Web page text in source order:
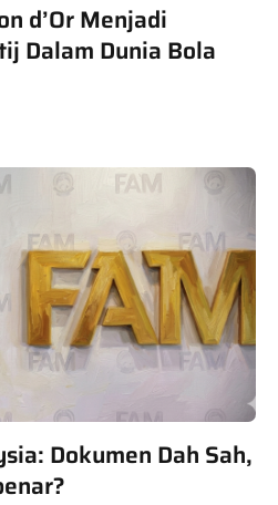
d’Or Menjadi
Dalam Dunia Bola
Dokumen Dah Sah,